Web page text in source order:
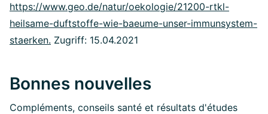
https://www.geo.de/natur/oekologie/21200-rtkl-
heilsame-duftstoffe-wie-baeume-unser-immunsystem-
staerken. Zugriff: 15.04.2021
Bonnes nouvelles
Compléments, conseils santé et résultats d'études